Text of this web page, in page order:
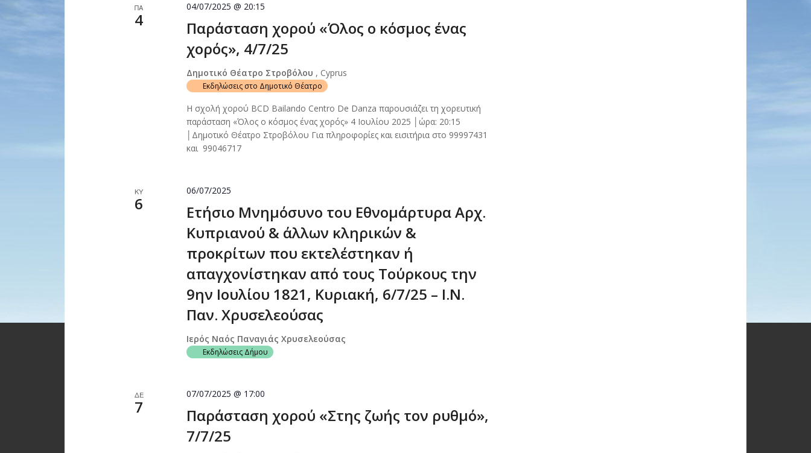
ΠΑ
4
Παράσταση χορού «Όλος ο κόσμος ένας
χορός», 4/7/25
04/07/2025 @ 20:15
Δημοτικό Θέατρο Στροβόλου , Cyprus
Εκδηλώσεις στο Δημοτικό Θέατρο
Η σχολή χορού BCD Bailando Centro De Danza παρουσιάζει τη χορευτική
παράσταση «Όλος ο κόσμος ένας χορός» 4 Ιουλίου 2025 │ώρα: 20:15
│Δημοτικό Θέατρο Στροβόλου Για πληροφορίες και εισιτήρια στο 99997431
και 99046717
ΚΥ
6
Ετήσιο Μνημόσυνο του Εθνομάρτυρα Αρχ.
Κυπριανού & άλλων κληρικών &
προκρίτων που εκτελέστηκαν ή
απαγχονίστηκαν από τους Τούρκους την
9ην Ιουλίου 1821, Κυριακή, 6/7/25 – Ι.Ν.
Παν. Χρυσελεούσας
06/07/2025
Ιερός Ναός Παναγιάς Χρυσελεούσας
Εκδηλώσεις Δήμου
ΔΕ
7
Παράσταση χορού «Στης ζωής τον ρυθμό»,
7/7/25
07/07/2025 @ 17:00